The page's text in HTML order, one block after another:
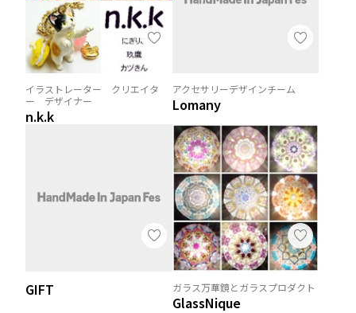
イラストレーター クリエイタ
ー デザイナー
n.k.k
アクセサリーデザインチーム
Lomany
GIFT ガラス万華鏡とガラスプロダクト
GlassNique